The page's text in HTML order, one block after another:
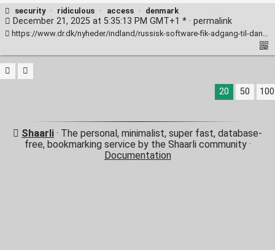
security · ridiculous · access · denmark
December 21, 2025 at 5:35:13 PM GMT+1 * · permalink
https://www.dr.dk/nyheder/indland/russisk-software-fik-adgang-til-danske-veje-og-broer-ekspert-advarer-om-mulige-konsekvenser
20 50 100
Shaarli · The personal, minimalist, super fast, database-
free, bookmarking service by the Shaarli community ·
Documentation